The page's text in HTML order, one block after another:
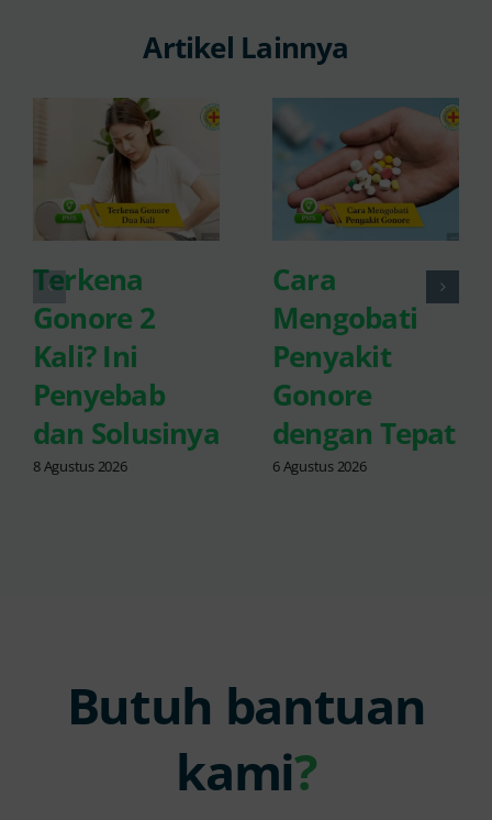
Artikel Lainnya
Terkena
Gonore 2
Kali? Ini
Penyebab
dan Solusinya
8 Agustus 2026
Cara
Mengobati
Penyakit
Gonore
dengan Tepat
6 Agustus 2026
Butuh bantuan
kami?